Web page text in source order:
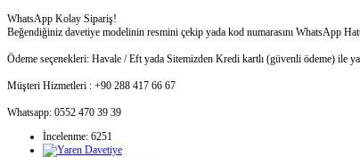
WhatsApp Kolay Sipariş!
Beğendiğiniz davetiye modelinin resmini çekip yada kod numarasını WhatsApp
Ödeme seçenekleri: Havale / Eft yada Sitemizden Kredi kartlı (güvenli ödeme) ile
Müşteri Hizmetleri : +90 288 417 66 67
Whatsapp: 0552 470 39 39
İncelenme: 6251